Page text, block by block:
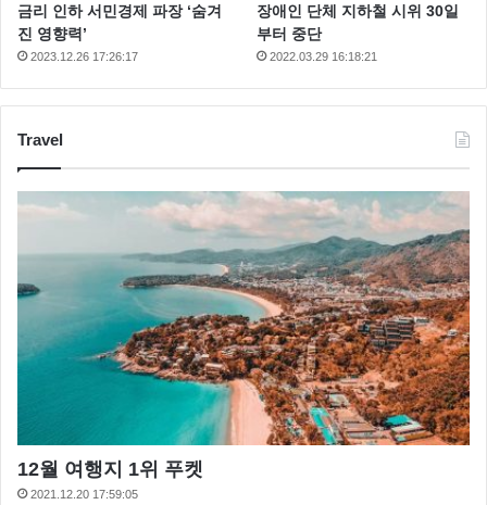
금리 인하 서민경제 파장 ‘숨겨
진 영향력’
2023.12.26 17:26:17
장애인 단체 지하철 시위 30일
부터 중단
2022.03.29 16:18:21
Travel
12월 여행지 1위 푸켓
2021.12.20 17:59:05